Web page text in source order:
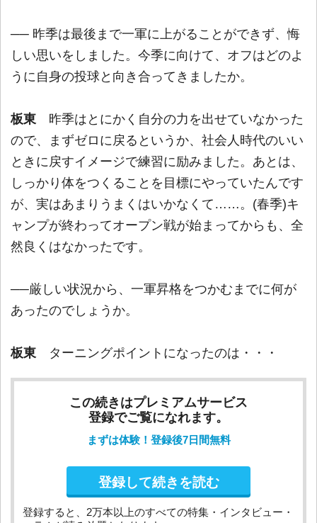
── 昨季は最後まで一軍に上がることができず、悔
しい思いをしました。今季に向けて、オフはどのよ
うに自身の投球と向き合ってきましたか。
板東 昨季はとにかく自分の力を出せていなかった
ので、まずゼロに戻るというか、社会人時代のいい
ときに戻すイメージで練習に励みました。あとは、
しっかり体をつくることを目標にやっていたんです
が、実はあまりうまくはいかなくて……。(春季)キ
ャンプが終わってオープン戦が始まってからも、全
然良くはなかったです。
──厳しい状況から、一軍昇格をつかむまでに何が
あったのでしょうか。
板東 ターニングポイントになったのは・・・
この続きはプレミアムサービス
登録でご覧になれます。
まずは体験！登録後7日間無料
登録して続きを読む
登録すると、2万本以上のすべての特集・インタビュー・